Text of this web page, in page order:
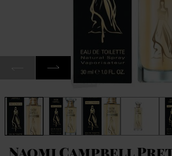
Naomi Campbell